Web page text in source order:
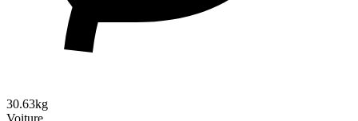
30.63kg
Voiture